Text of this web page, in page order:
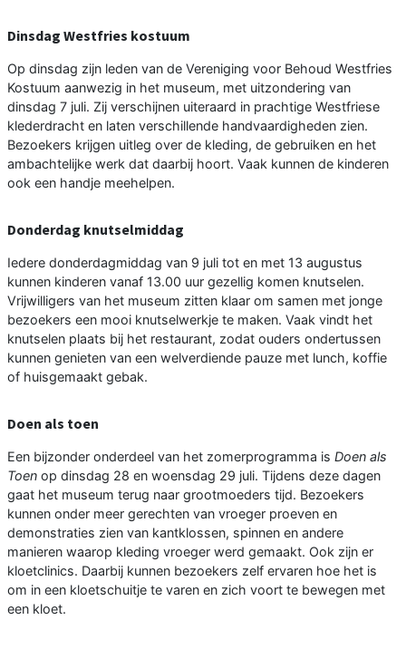
Dinsdag Westfries kostuum
Op dinsdag zijn leden van de Vereniging voor Behoud Westfries
Kostuum aanwezig in het museum, met uitzondering van
dinsdag 7 juli. Zij verschijnen uiteraard in prachtige Westfriese
klederdracht en laten verschillende handvaardigheden zien.
Bezoekers krijgen uitleg over de kleding, de gebruiken en het
ambachtelijke werk dat daarbij hoort. Vaak kunnen de kinderen
ook een handje meehelpen.
Donderdag knutselmiddag
Iedere donderdagmiddag van 9 juli tot en met 13 augustus
kunnen kinderen vanaf 13.00 uur gezellig komen knutselen.
Vrijwilligers van het museum zitten klaar om samen met jonge
bezoekers een mooi knutselwerkje te maken. Vaak vindt het
knutselen plaats bij het restaurant, zodat ouders ondertussen
kunnen genieten van een welverdiende pauze met lunch, koffie
of huisgemaakt gebak.
Doen als toen
Een bijzonder onderdeel van het zomerprogramma is Doen als
Toen op dinsdag 28 en woensdag 29 juli. Tijdens deze dagen
gaat het museum terug naar grootmoeders tijd. Bezoekers
kunnen onder meer gerechten van vroeger proeven en
demonstraties zien van kantklossen, spinnen en andere
manieren waarop kleding vroeger werd gemaakt. Ook zijn er
kloetclinics. Daarbij kunnen bezoekers zelf ervaren hoe het is
om in een kloetschuitje te varen en zich voort te bewegen met
een kloet.